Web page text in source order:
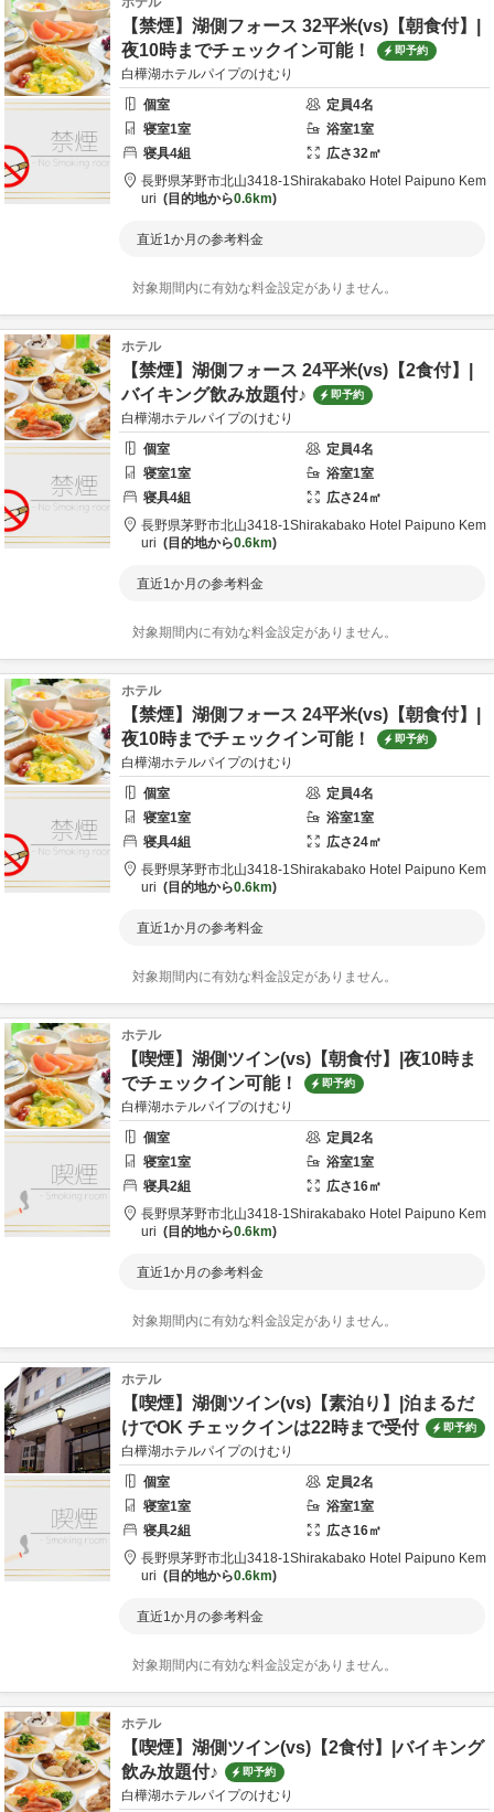
【禁煙】湖側フォース 32平米(vs)【朝食付】|
夜10時までチェックイン可能！
即予約
白樺湖ホテルパイプのけむり
個室
定員4名
寝室1室 浴室1室
寝具4組 広さ32㎡
長野県茅野市北山3418-1Shirakabako Hotel Paipuno Kem
uri
目的地から0.6km
直近1か月の参考料金
対象期間内に有効な料金設定がありません。
ホテル
【禁煙】湖側フォース 24平米(vs)【2食付】|
バイキング飲み放題付♪
即予約
白樺湖ホテルパイプのけむり
個室
定員4名
寝室1室 浴室1室
寝具4組 広さ24㎡
長野県茅野市北山3418-1Shirakabako Hotel Paipuno Kem
uri
目的地から0.6km
直近1か月の参考料金
対象期間内に有効な料金設定がありません。
ホテル
【禁煙】湖側フォース 24平米(vs)【朝食付】|
夜10時までチェックイン可能！
即予約
白樺湖ホテルパイプのけむり
個室
定員4名
寝室1室 浴室1室
寝具4組 広さ24㎡
長野県茅野市北山3418-1Shirakabako Hotel Paipuno Kem
uri
目的地から0.6km
直近1か月の参考料金
対象期間内に有効な料金設定がありません。
ホテル
【喫煙】湖側ツイン(vs)【朝食付】|夜10時ま
でチェックイン可能！
即予約
白樺湖ホテルパイプのけむり
個室
定員2名
寝室1室 浴室1室
寝具2組 広さ16㎡
長野県茅野市北山3418-1Shirakabako Hotel Paipuno Kem
uri
目的地から0.6km
直近1か月の参考料金
対象期間内に有効な料金設定がありません。
ホテル
【喫煙】湖側ツイン(vs)【素泊り】|泊まるだ
けでOK チェックインは22時まで受付
即予約
白樺湖ホテルパイプのけむり
個室
定員2名
寝室1室 浴室1室
寝具2組 広さ16㎡
長野県茅野市北山3418-1Shirakabako Hotel Paipuno Kem
uri
目的地から0.6km
直近1か月の参考料金
対象期間内に有効な料金設定がありません。
ホテル
【喫煙】湖側ツイン(vs)【2食付】|バイキング
飲み放題付♪
即予約
白樺湖ホテルパイプのけむり